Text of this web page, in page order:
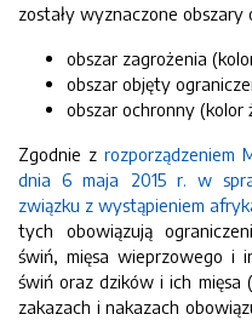
zostały wyznaczone
obszar zagrożenia
obszar objęty
obszar ochronny (kolor
Zgodnie z rozporządzeniem
dnia 6 maja 2015 r. w
związku z wystąpieniem
tych obowiązują
świń, mięsa wieprzowego i
świń oraz dzików i ich mięsa
zakazach i nakazach